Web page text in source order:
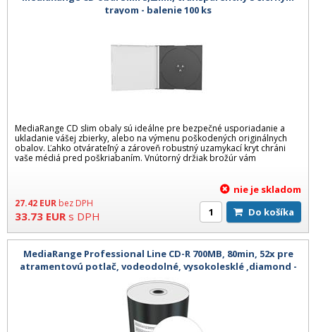
trayom - balenie 100 ks
MediaRange CD slim obaly sú ideálne pre bezpečné usporiadanie a
ukladanie vášej zbierky, alebo na výmenu poškodených originálnych
obalov. Ľahko otvárateľný a zároveň robustný uzamykací kryt chráni
vaše médiá pred poškriabaním. Vnútorný držiak brožúr vám
27.42 EUR bez DPH
33.73 EUR s DPH
nie je skladom
Do košíka
MediaRange Professional Line CD-R 700MB, 80min, 52x pre
atramentovú potlač, vodeodolné, vysokolesklé ,diamond -
100ks ca